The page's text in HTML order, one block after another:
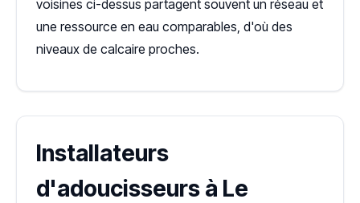
voisines ci-dessus partagent souvent un réseau et
une ressource en eau comparables, d'où des
niveaux de calcaire proches.
Installateurs
d'adoucisseurs à Le